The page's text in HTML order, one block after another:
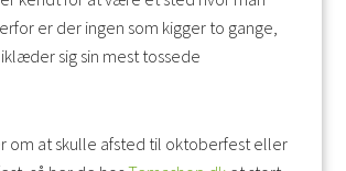
er der ingen som kigger to gange,
sig sin mest tossede
om at skulle afsted til oktoberfest eller